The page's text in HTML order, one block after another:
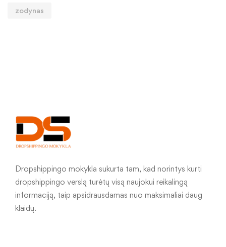
zodynas
Dropshippingo mokykla sukurta tam, kad norintys kurti
dropshippingo verslą turėtų visą naujokui reikalingą
informaciją, taip apsidrausdamas nuo maksimaliai daug
klaidų.